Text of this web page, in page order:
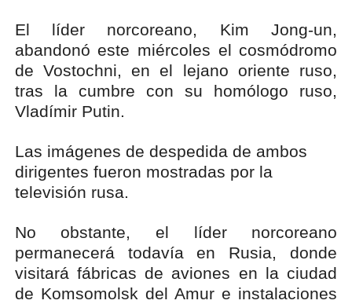
El líder norcoreano, Kim Jong-un,
abandonó este miércoles el cosmódromo
de Vostochni, en el lejano oriente ruso,
tras la cumbre con su homólogo ruso,
Vladímir Putin.
Las imágenes de despedida de ambos
dirigentes fueron mostradas por la
televisión rusa.
No obstante, el líder norcoreano
permanecerá todavía en Rusia, donde
visitará fábricas de aviones en la ciudad
de Komsomolsk del Amur e instalaciones